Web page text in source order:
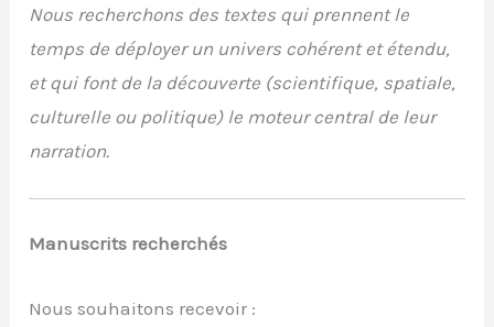
Nous recherchons des textes qui prennent le
temps de déployer un univers cohérent et étendu,
et qui font de la découverte (scientifique, spatiale,
culturelle ou politique) le moteur central de leur
narration.
Manuscrits recherchés
Nous souhaitons recevoir :